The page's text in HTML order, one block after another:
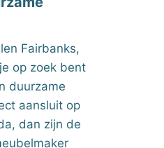
Fairbanks,
op zoek bent
duurzame
aansluit op
dan zijn de